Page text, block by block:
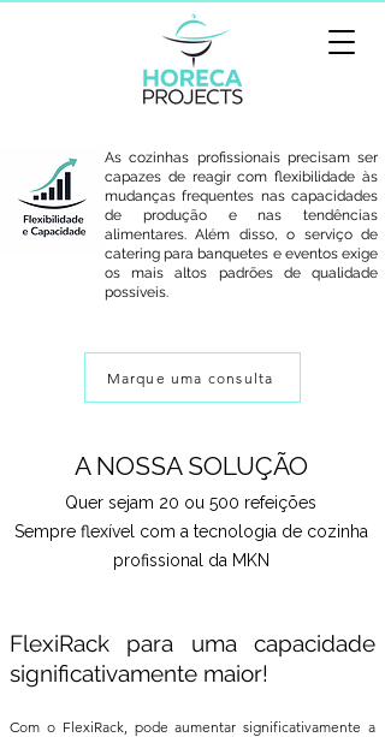
As cozinhas profissionais precisam ser
capazes de reagir com flexibilidade às
mudanças frequentes nas capacidades
de produção e nas tendências
alimentares. Além disso, o serviço de
catering para banquetes e eventos exige
os mais altos padrões de qualidade
possíveis.
Marque uma consulta
A NOSSA SOLUÇÃO
Quer sejam 20 ou 500 refeições
Sempre flexível com a tecnologia de cozinha
profissional da MKN
FlexiRack para uma capacidade
significativamente maior!
Com o FlexiRack, pode aumentar significativamente a